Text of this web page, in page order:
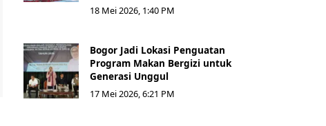
18 Mei 2026, 1:40 PM
Bogor Jadi Lokasi Penguatan
Program Makan Bergizi untuk
Generasi Unggul
17 Mei 2026, 6:21 PM